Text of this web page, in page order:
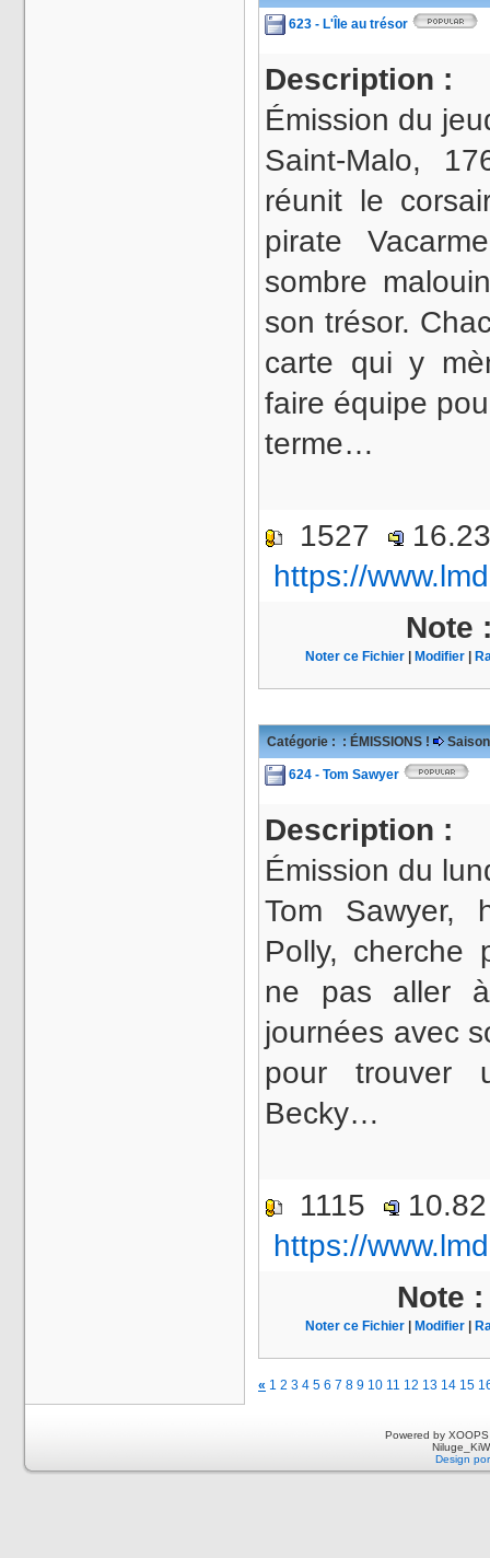
623 - L'Île au trésor
Description :
Émission du
Saint-Malo,
réunit le
pirate
sombre
son trésor.
carte qui y
faire équipe
terme…
1527
https://
Note
Noter ce Fichier Modifier
Catégorie : : ÉMISSIONS !
624 - Tom Sawyer
Description :
Émission du
Tom Sawyer,
Polly, cherche
ne pas aller
journées avec
pour trouver
Becky…
1115
https://
Note
Noter ce Fichier Modifier
« 1 2 3 4 5 6 7 8 9 10 11 12 13 14 15
Powered by
Design